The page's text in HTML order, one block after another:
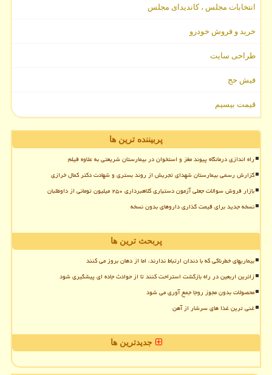
انتخابات مجلس ، کاندیدای مجلس
خرید و فروش خودرو
طراحی سایت
فیش حج
قیمت بیسیم
پربیننده ترین ها
راه اندازی درمانگاه پیوند مغز و استخوان در بیمارستان شریعتی به علاوه فیلم
گزارش رسمی بیمارستان شهدای تجریش از روند بستری و شهادت دکتر کمال خرازی
بازار فروش سوالات جعلی آزمون دستیاری کلاهبرداری ۲۵۰ میلیون تومانی از داوطلبان
نسخه جدید برای قیمت گذاری داروهای بدون نسخه
پربحث ترین ها
بیماریهای خطرناکی که با دندان ارتباط ندارند، اما از دهان بروز می کنند
زائرین اربعین در راه بازگشت استراحت کنند تا از حوادث جاده ای پیشگیری شود
محصولات بدون مجوز روجا جمع آوری می شود
غنی ترین غذا های سرشار از آهن
جدیدترین ها